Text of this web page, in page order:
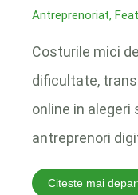
Antreprenoriat,
Costurile mici
dificultate,
online in
antreprenori
Citeste mai